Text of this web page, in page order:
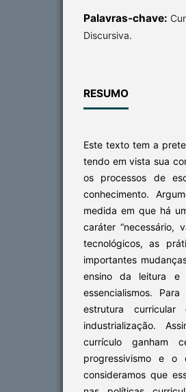
Palavras-chave:
Discursiva.
RESUMO
Este texto tem a
tendo em vista sua
os processos de
conhecimento.
medida em que há
caráter “necessário,
tecnológicos, as
importantes
ensino da leitura e
essencialismos.
estrutura
industrialização.
currículo ganham
progressivismo e o
consideramos que